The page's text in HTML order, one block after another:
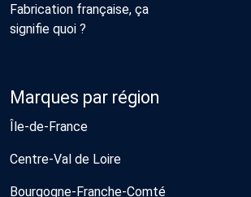
Fabrication française, ça
signifie quoi ?
Marques par région
Île-de-France
Centre-Val de Loire
Bourgogne-Franche-Comté